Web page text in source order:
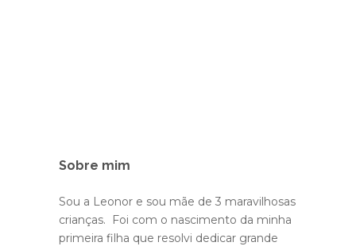
Sobre mim
Sou a Leonor e sou mãe de 3 maravilhosas
crianças. Foi com o nascimento da minha
primeira filha que resolvi dedicar grande